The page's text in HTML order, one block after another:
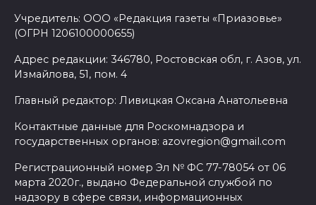
Учредитель: ООО «Редакция газеты «Приазовье»
(ОГРН 1206100000655)
Адрес редакции: 346780, Ростовская обл, г. Азов, ул.
Измайлова, 51, пом. 4
Главный редактор: Ливицкая Оксана Анатольевна
Контактные данные для Роскомнадзора и
государственных органов: azovregion@gmail.com
Регистрационный номер Эл № ФС 77-78054 от 06
марта 2020г., выдано Федеральной службой по
надзору в сфере связи, информационных